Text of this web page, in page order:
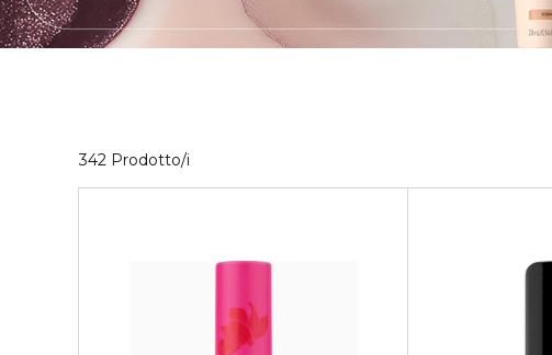
342 Prodotto/i